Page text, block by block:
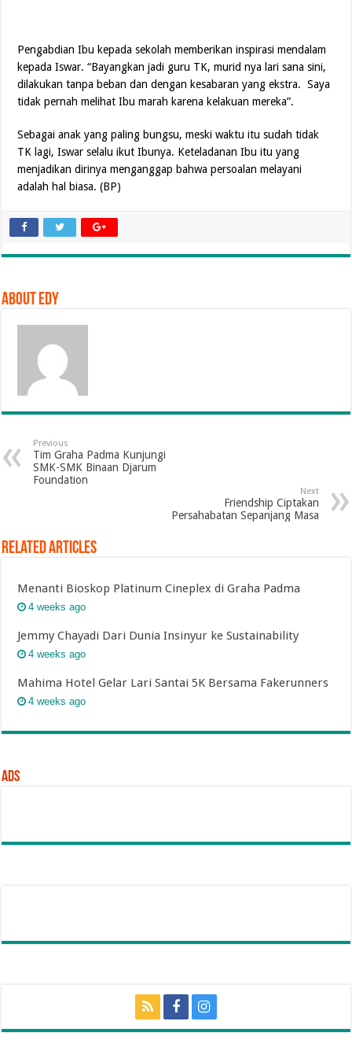
Pengabdian Ibu kepada sekolah memberikan inspirasi mendalam
kepada Iswar. “Bayangkan jadi guru TK, murid nya lari sana sini,
dilakukan tanpa beban dan dengan kesabaran yang ekstra. Saya
tidak pernah melihat Ibu marah karena kelakuan mereka”.
Sebagai anak yang paling bungsu, meski waktu itu sudah tidak
TK lagi, Iswar selalu ikut Ibunya. Keteladanan Ibu itu yang
menjadikan dirinya menganggap bahwa persoalan melayani
adalah hal biasa. (BP)
About Edy
Previous
Tim Graha Padma Kunjungi
SMK-SMK Binaan Djarum
Foundation
Next
Friendship Ciptakan
Persahabatan Sepanjang Masa
Related Articles
Menanti Bioskop Platinum Cineplex di Graha Padma
4 weeks ago
Jemmy Chayadi Dari Dunia Insinyur ke Sustainability
4 weeks ago
Mahima Hotel Gelar Lari Santai 5K Bersama Fakerunners
4 weeks ago
Ads